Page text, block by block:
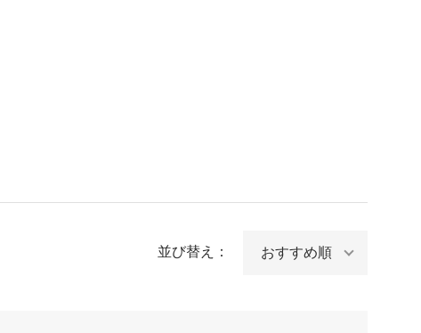
並び替え：